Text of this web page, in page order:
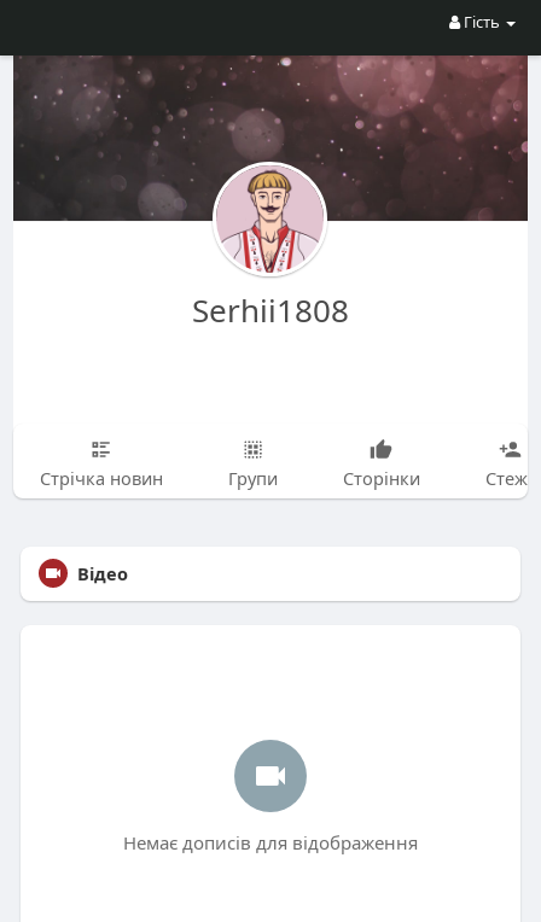
Гість
Serhii1808
Стрічка новин Групи Сторінки Стежу
Відео
Немає дописів для відображення